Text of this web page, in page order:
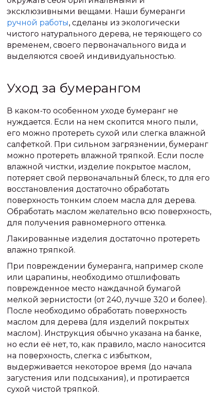
эксклюзивными вещами. Наши бумеранги
ручной работы, сделаны из экологически
чистого натурального дерева, не теряющего со
временем, своего первоначального вида и
выделяются своей индивидуальностью.
Уход за бумерангом
В каком-то особенном уходе бумеранг не
нуждается. Если на нем скопится много пыли,
его можно протереть сухой или слегка влажной
салфеткой. При сильном загрязнении, бумеранг
можно протереть влажной тряпкой. Если после
влажной чистки, изделие покрытое маслом,
потеряет свой первоначальный блеск, то для его
восстановления достаточно обработать
поверхность тонким слоем масла для дерева.
Обработать маслом желательно всю поверхность,
для получения равномерного оттенка.
Лакированные изделия достаточно протереть
влажно тряпкой.
При повреждении бумеранга, например сколе
или царапины, необходимо отшлифовать
поврежденное место наждачной бумагой
мелкой зернистости (от 240, лучше 320 и более).
После необходимо обработать поверхность
маслом для дерева (для изделий покрытых
маслом). Инструкция обычно указана на банке,
но если её нет, то, как правило, масло наносится
на поверхность, слегка с избытком,
выдерживается некоторое время (до начала
загустения или подсыхания), и протирается
сухой чистой тряпкой.